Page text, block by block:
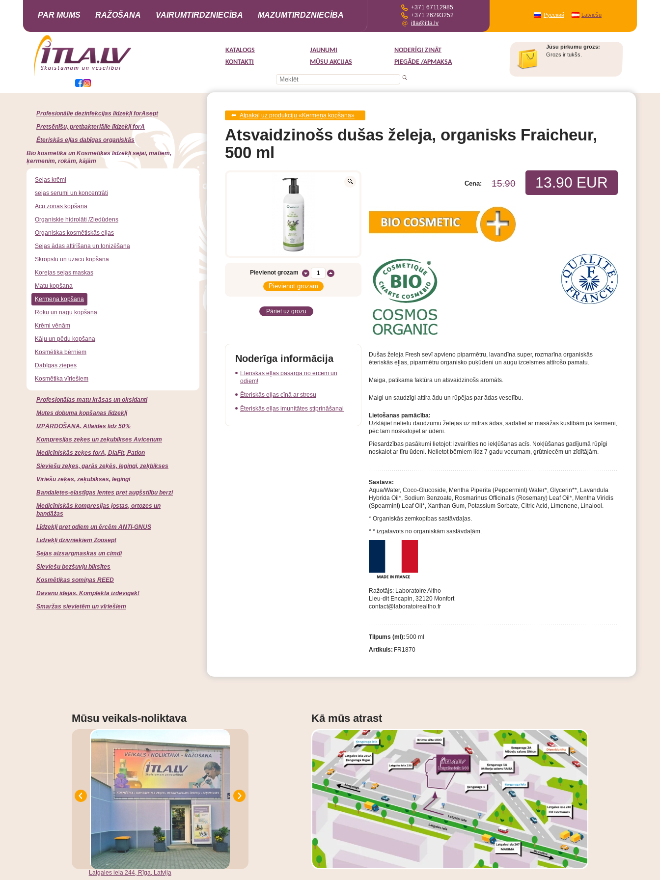
KATALOGS JAUNUMI
NODERĪGI ZINĀT
KONTAKTI
MŪSU AKCIJAS PIEGĀDE /APMAKSA
Jūsu pirkumu grozs:
Grozs ir tukšs.
PAR MUMS RAŽOŠANA VAIRUMTIRDZNIECĪBA MAZUMTIRDZNIECĪBA
+371 67112985
+371 26293252
itla@itla.lv
Русский Latviešu
Atpakaļ uz produkciju «Ķermeņa kopšana»
Atsvaidzinošs dušas želeja, organisks Fraicheur,
500 ml
Pievienot grozam
Pāriet uz grozu
Noderīga informācija
Ēteriskās eļļas pasargā no ērcēm un
odiem!
Ēteriskās eļļas cīņā ar stresu
Ēteriskās eļļas imunitātes stiprināšanai
13.90 EUR
15.90
Cena:
Dušas želeja Fresh sevī apvieno piparmētru, lavandīna super, rozmarīna organiskās
ēteriskās eļļas, piparmētru organisko puķūdeni un augu izcelsmes attīrošo pamatu.
Maiga, patīkama faktūra un atsvaidzinošs aromāts.
Maigi un saudzīgi attīra ādu un rūpējas par ādas veselību.
Lietošanas pamācība:
Uzklājiet nelielu daudzumu želejas uz mitras ādas, sadaliet ar masāžas kustībām pa ķermeni,
pēc tam noskalojiet ar ūdeni.
Piesardzības pasākumi lietojot: izvairīties no iekļūšanas acīs. Nokļūšanas gadījumā rūpīgi
noskalot ar tīru ūdeni. Nelietot bērniem līdz 7 gadu vecumam, grūtniecēm un zīdītājām.
Sastāvs:
Aqua/Water, Coco-Glucoside, Mentha Piperita (Peppermint) Water*, Glycerin**, Lavandula
Hybrida Oil*, Sodium Benzoate, Rosmarinus Officinalis (Rosemary) Leaf Oil*, Mentha Viridis
(Spearmint) Leaf Oil*, Xanthan Gum, Potassium Sorbate, Citric Acid, Limonene, Linalool.
* Organiskās zemkopības sastāvdaļas.
* * izgatavots no organiskām sastāvdaļām.
Ražotājs: Laboratoire Altho
Lieu-dit Encapin, 32120 Monfort
contact@laboratoirealtho.fr
Tilpums (ml): 500 ml
Artikuls: FR1870
Profesionālie dezinfekcijas līdzekļi forAsept
Pretsēnīšu, pretbakteriālie līdzekļi forA
Ēteriskās eļļas dabīgas organiskās
Bio kosmētika un Kosmētikas līdzekļi sejai, matiem,
ķermenim, rokām, kājām
Sejas krēmi
sejas serumi un koncentrāti
Acu zonas kopšana
Organiskie hidrolāti /Ziedūdens
Organiskas kosmētiskās eļļas
Sejas ādas attīrīšana un tonizēšana
Skropstu un uzacu kopšana
Korejas sejas maskas
Matu kopšana
Ķermeņa kopšana
Roku un nagu kopšana
Krēmi vēnām
Kāju un pēdu kopšana
Kosmētika bērniem
Dabīgas ziepes
Kosmētika vīriešiem
Profesionālas matu krāsas un oksidanti
Mutes dobuma kopšanas līdzekļi
IZPĀRDOŠANA. Atlaides līdz 50%
Kompresijas zeķes un zeķubikses Avicenum
Medicīniskās zeķes forA, DiaFit, Pation
Sieviešu zeķes, garās zeķēs, legingi, zeķbikses
Vīriešu zeķes, zeķubikses, legingi
Bandaletes-elastīgas lentes pret augšstilbu berzi
Medicīniskās kompresijas jostas, ortozes un
bandāžas
Līdzekļi pret odiem un ērcēm ANTI-GNUS
Līdzekļi dzīvniekiem Zoosept
Sejas aizsargmaskas un cimdi
Sieviešu bezšuvju biksītes
Kosmētikas somiņas REED
Dāvanu idejas. Komplektā izdevīgāk!
Smaržas sievietēm un vīriešiem
Mūsu veikals-noliktava
Latgales iela 244, Rīga, Latvija
Kā mūs atrast